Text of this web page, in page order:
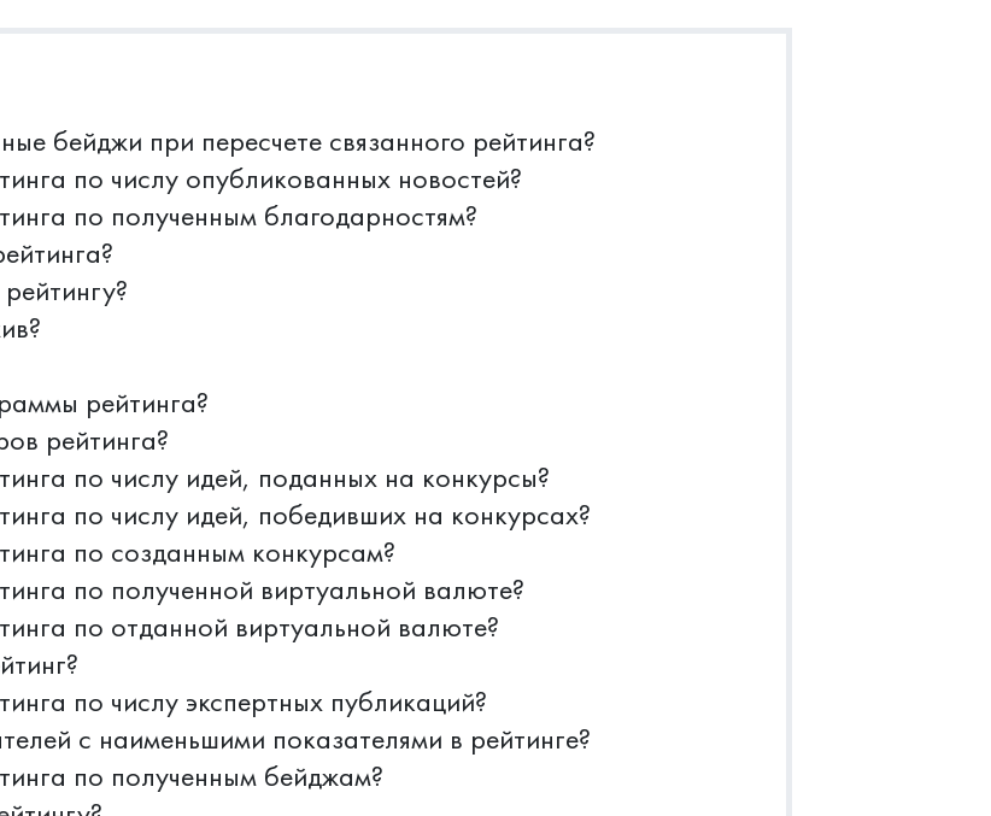
бейджи при пересчете связанного рейтинга?
по числу опубликованных новостей?
по полученным благодарностям?
рейтинга?
рейтинга?
по числу идей, поданных на конкурсы?
по числу идей, победивших на конкурсах?
по созданным конкурсам?
по полученной виртуальной валюте?
по отданной виртуальной валюте?
по числу экспертных публикаций?
с наименьшими показателями в рейтинге?
по полученным бейджам?